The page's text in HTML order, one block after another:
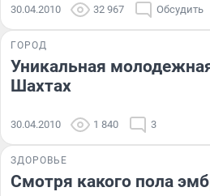
30.04.2010 32 967 Обсудить
ГОРОД
Уникальная
Шахтах
30.04.2010 1 840 3
ЗДОРОВЬЕ
Смотря какого пола